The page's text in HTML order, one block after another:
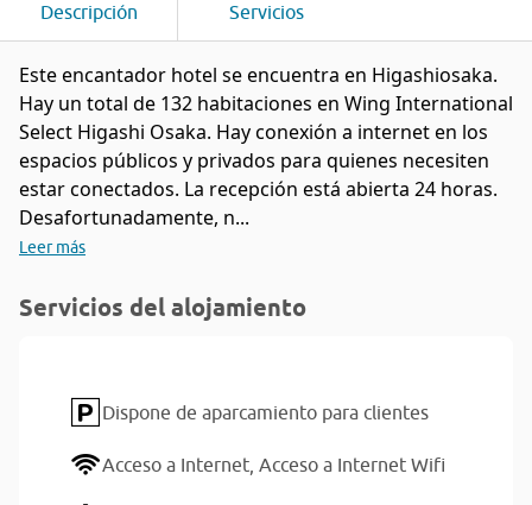
Descripción Servicios
Este encantador hotel se encuentra en Higashiosaka.
Hay un total de 132 habitaciones en Wing International
Select Higashi Osaka. Hay conexión a internet en los
espacios públicos y privados para quienes necesiten
estar conectados. La recepción está abierta 24 horas.
Desafortunadamente, n...
Leer más
Servicios del alojamiento
Dispone de aparcamiento para clientes
Acceso a Internet, Acceso a Internet Wifi